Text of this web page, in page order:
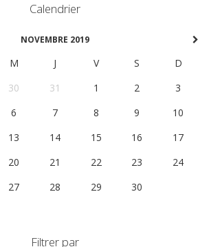
Calendrier
NOVEMBRE 2019
M J V S
D
30 31 1 2
3
6 7 8 9
10
13 14 15 16
17
20 21 22 23
24
27 28 29 30
Filtrer par